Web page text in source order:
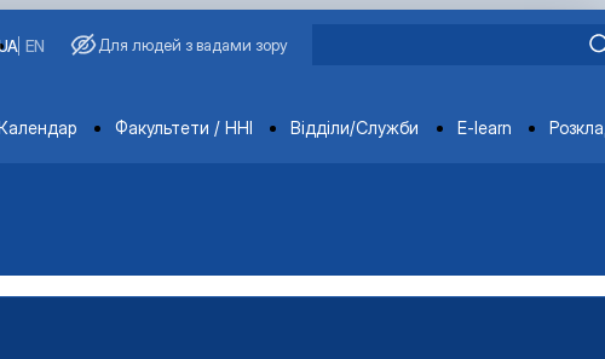
EN Для людей з вадами зору
Факультети / ННІ Відділи/Служби E-learn